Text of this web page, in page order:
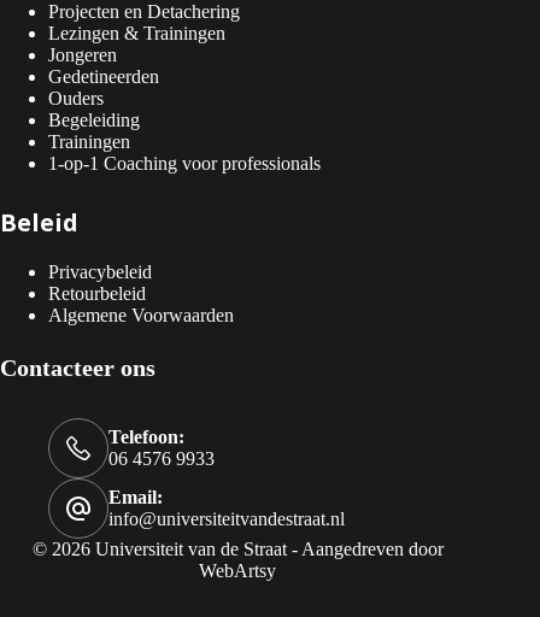
Projecten en Detachering
Lezingen & Trainingen
Jongeren
Gedetineerden
Ouders
Begeleiding
Trainingen
1-op-1 Coaching voor professionals
Beleid
Privacybeleid
Retourbeleid
Algemene Voorwaarden
Contacteer ons
Telefoon:
06 4576 9933
Email:
info@universiteitvandestraat.nl
© 2026 Universiteit van de Straat - Aangedreven door
WebArtsy